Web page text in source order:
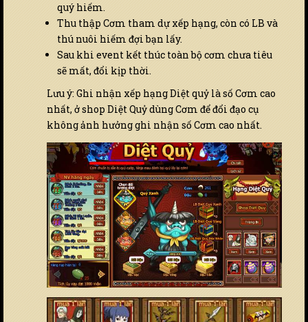
quý hiếm.
Thu thập Cơm tham dự xếp hạng, còn có LB và
thú nuôi hiếm đợi bạn lấy.
Sau khi event kết thúc toàn bộ cơm chưa tiêu
sẽ mất, đổi kịp thời.
Lưu ý: Ghi nhận xếp hạng Diệt quỷ là số Cơm cao
nhất, ở shop Diệt Quỷ dùng Cơm để đổi đạo cụ
không ảnh hưởng ghi nhận số Cơm cao nhất.